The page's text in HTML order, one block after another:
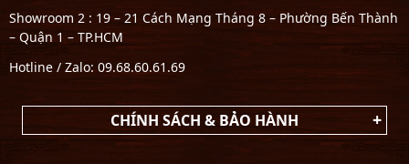
Showroom 2 : 19 – 21 Cách Mạng Tháng 8 – Phường Bến Thành
– Quận 1 – TP.HCM
Hotline / Zalo: 09.68.60.61.69
CHÍNH SÁCH & BẢO HÀNH